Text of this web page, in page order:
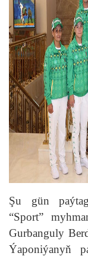
Şu gün
“Sport”
Gurbanguly
Ýaponiýanyň